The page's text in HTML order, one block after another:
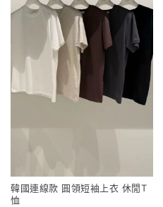
韓國連線款 圓領短袖上衣 休閒T
恤